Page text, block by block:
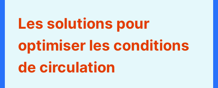
Les solutions pour
optimiser les conditions
de circulation